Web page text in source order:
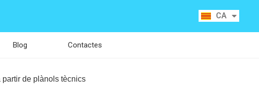
CA
ES
RU
Blog Contactes
partir de plànols tècnics